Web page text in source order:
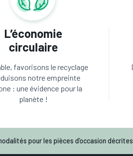
L’économie
circulaire
favorisons le recyclage
notre empreinte
: une évidence pour la
planète !
pour les pièces d’occasion